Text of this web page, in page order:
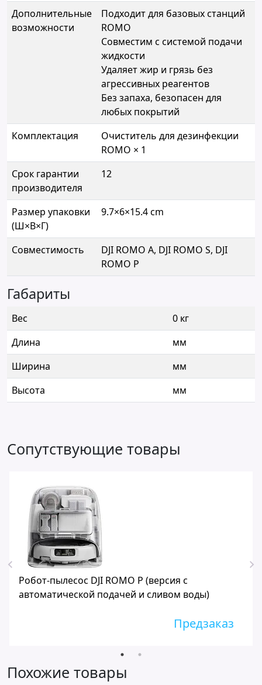
Дополнительные
возможности
Подходит для базовых станций
ROMO
Совместим с системой подачи
жидкости
Удаляет жир и грязь без
агрессивных реагентов
Без запаха, безопасен для
любых покрытий
Комплектация
Очиститель для дезинфекции
ROMO × 1
Срок гарантии
производителя
12
Размер упаковки
(Ш×В×Г)
9.7×6×15.4 cm
Совместимость
DJI ROMO A, DJI ROMO S, DJI
ROMO P
Габариты
Вес
0 кг
Длина
мм
Ширина
мм
Высота
мм
Сопутствующие товары
Робот-пылесос DJI ROMO P (версия с
автоматической подачей и сливом воды)
Предзаказ
Похожие товары